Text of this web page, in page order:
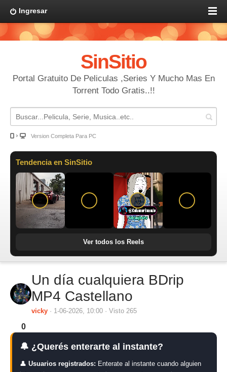
Ingresar
SinSitio
Portal Gratuito De Peliculas ,Series Y Mucho Mas En
Torrent Todo Gratis..!!
Version Completa Para PC
Tendencia en SinSitio
Ver todos los Reels
Un día cualquiera BDrip
MP4 Castellano
vicky · 1-06-2026, 10:00 · Visto 265
0
🔔 ¿Querés enterarte al instante?
👤 Usuarios registrados: Enterate al instante cuando alguien